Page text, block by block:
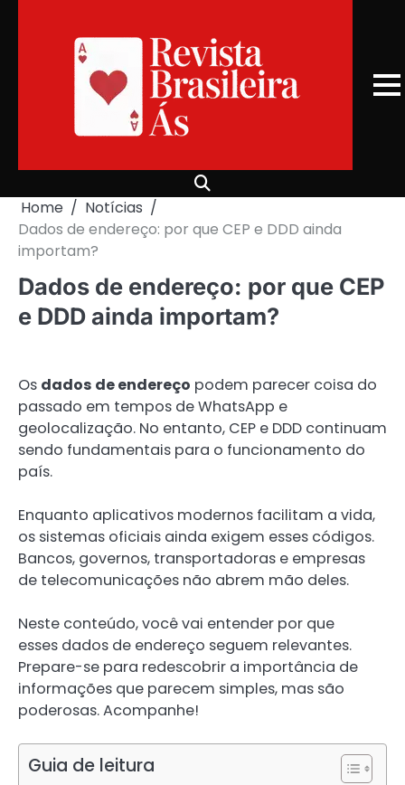
Home
Notícias
Dados de endereço: por que CEP e DDD ainda
importam?
Dados de endereço: por que CEP
e DDD ainda importam?
Os dados de endereço podem parecer coisa do
passado em tempos de WhatsApp e
geolocalização. No entanto, CEP e DDD continuam
sendo fundamentais para o funcionamento do
país.
Enquanto aplicativos modernos facilitam a vida,
os sistemas oficiais ainda exigem esses códigos.
Bancos, governos, transportadoras e empresas
de telecomunicações não abrem mão deles.
Neste conteúdo, você vai entender por que
esses dados de endereço seguem relevantes.
Prepare-se para redescobrir a importância de
informações que parecem simples, mas são
poderosas. Acompanhe!
Guia de leitura